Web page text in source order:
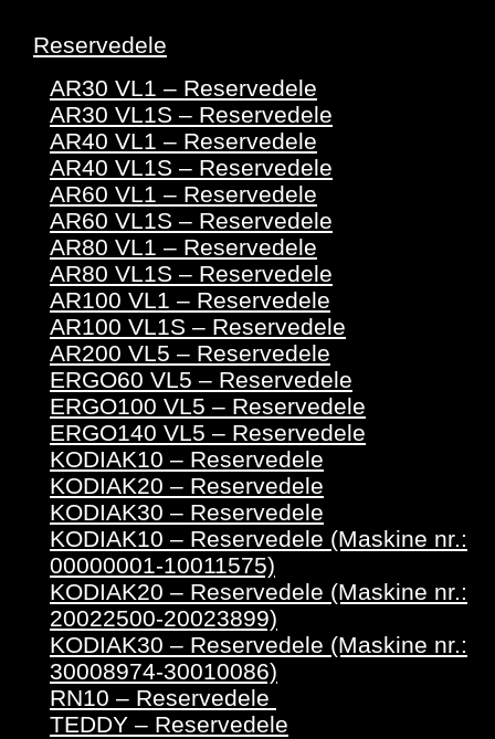
Reservedele
AR30 VL1 – Reservedele
AR30 VL1S – Reservedele
AR40 VL1 – Reservedele
AR40 VL1S – Reservedele
AR60 VL1 – Reservedele
AR60 VL1S – Reservedele
AR80 VL1 – Reservedele
AR80 VL1S – Reservedele
AR100 VL1 – Reservedele
AR100 VL1S – Reservedele
AR200 VL5 – Reservedele
ERGO60 VL5 – Reservedele
ERGO100 VL5 – Reservedele
ERGO140 VL5 – Reservedele
KODIAK10 – Reservedele
KODIAK20 – Reservedele
KODIAK30 – Reservedele
KODIAK10 – Reservedele (Maskine nr.:
00000001-10011575)
KODIAK20 – Reservedele (Maskine nr.:
20022500-20023899)
KODIAK30 – Reservedele (Maskine nr.:
30008974-30010086)
RN10 – Reservedele
TEDDY – Reservedele